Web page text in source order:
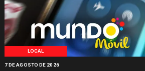
LOCAL
7 DE AGOSTO DE 2026